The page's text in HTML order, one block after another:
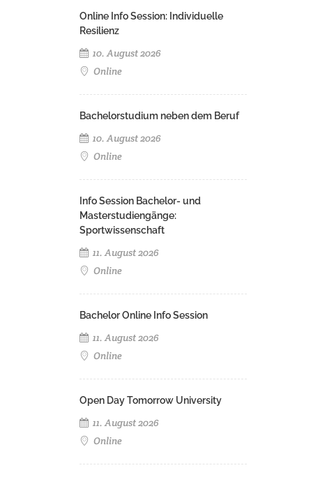
Online Info Session: Individuelle
Resilienz
10. August 2026
Online
Bachelorstudium neben dem Beruf
10. August 2026
Online
Info Session Bachelor- und
Masterstudiengänge:
Sportwissenschaft
11. August 2026
Online
Bachelor Online Info Session
11. August 2026
Online
Open Day Tomorrow University
11. August 2026
Online